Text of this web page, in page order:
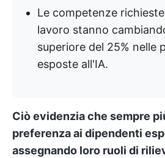
Le competenze
lavoro stanno
superiore del 25% nelle
esposte all'IA.
Ciò evidenzia che sempre
preferenza ai dipendenti
assegnando loro ruoli di